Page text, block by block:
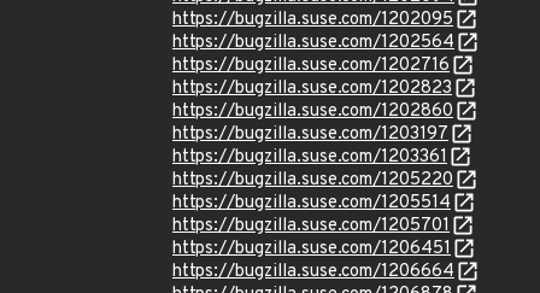
https://bugzilla.suse.com/1202095
https://bugzilla.suse.com/1202564
https://bugzilla.suse.com/1202716
https://bugzilla.suse.com/1202823
https://bugzilla.suse.com/1202860
https://bugzilla.suse.com/1203197
https://bugzilla.suse.com/1203361
https://bugzilla.suse.com/1205220
https://bugzilla.suse.com/1205514
https://bugzilla.suse.com/1205701
https://bugzilla.suse.com/1206451
https://bugzilla.suse.com/1206664